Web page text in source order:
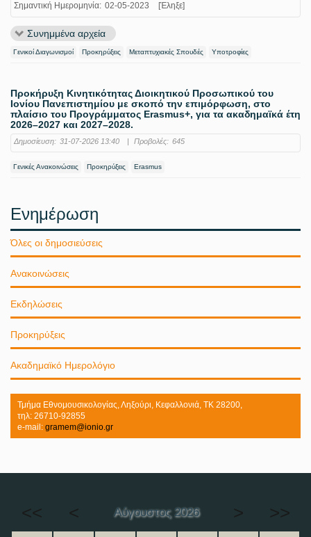
Σημαντική Ημερομηνία: 02-05-2023 [Έληξε]
Συνημμένα αρχεία
Γενικοί Διαγωνισμοί Προκηρύξεις Μεταπτυχιακές Σπουδές Υποτροφίες
Προκήρυξη Κινητικότητας Διοικητικού Προσωπικού του
Ιονίου Πανεπιστημίου με σκοπό την επιμόρφωση, στο
πλαίσιο του Προγράμματος Erasmus+, για τα ακαδημαϊκά έτη
2026–2027 και 2027–2028.
Δημοσίευση: 31-07-2026 13:40 | Προβολές: 645
Γενικές Ανακοινώσεις Προκηρύξεις Erasmus
Ενημέρωση
Όλες οι δημοσιεύσεις
Ανακοινώσεις
Εκδηλώσεις
Προκηρύξεις
Ακαδημαϊκό Ημερολόγιο
Τμήμα Εθνομουσικολογίας, Ληξούρι, Κεφαλλονιά, ΤΚ 28200,
τηλ: 26710-92855
e-mail: gramem@ionio.gr
<< < Αύγουστος 2026 > >>